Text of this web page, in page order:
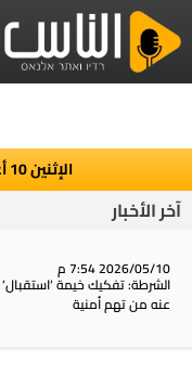
الإثنين 10 أغسطس 2026
آخر الأخبار
2026/05/10 7:54 م
الشرطة: تفكيك خيمة
عنه من تهم أمنية